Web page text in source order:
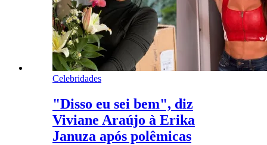
Celebridades
"Disso eu sei bem", diz
Viviane Araújo à Erika
Januza após polêmicas